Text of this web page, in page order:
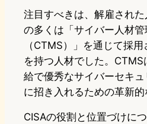
注目すべきは、解雇され
の多くは「サイバー人材
（CTMS）」を通じて採
を持つ人材でした。
給で優秀なサイバーセキ
に招き入れるための革新的
CISAの役割と位置づけに